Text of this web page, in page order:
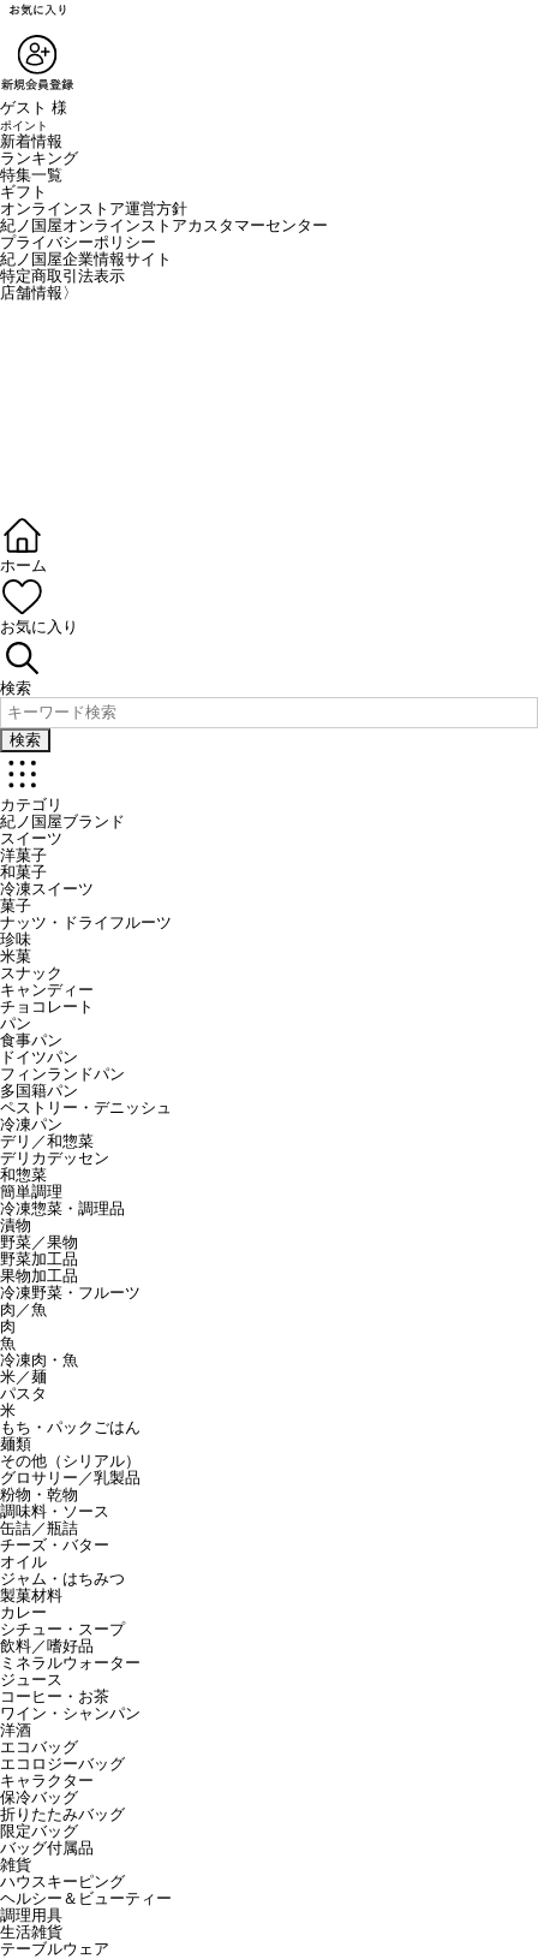
ゲスト 様
ポイント
新着情報
ランキング
特集一覧
ギフト
オンラインストア運営方針
紀ノ国屋オンラインストアカスタマーセンター
プライバシーポリシー
紀ノ国屋企業情報サイト
特定商取引法表示
店舗情報 〉
ホーム
お気に入り
検索
検索
カテゴリ
紀ノ国屋ブランド
スイーツ
洋菓子
和菓子
冷凍スイーツ
菓子
ナッツ・ドライフルーツ
珍味
米菓
スナック
キャンディー
チョコレート
パン
食事パン
ドイツパン
フィンランドパン
多国籍パン
ペストリー・デニッシュ
冷凍パン
デリ／和惣菜
デリカデッセン
和惣菜
簡単調理
冷凍惣菜・調理品
漬物
野菜／果物
野菜加工品
果物加工品
冷凍野菜・フルーツ
肉／魚
肉
魚
冷凍肉・魚
米／麺
パスタ
米
もち・パックごはん
麺類
その他（シリアル）
グロサリー／乳製品
粉物・乾物
調味料・ソース
缶詰／瓶詰
チーズ・バター
オイル
ジャム・はちみつ
製菓材料
カレー
シチュー・スープ
飲料／嗜好品
ミネラルウォーター
ジュース
コーヒー・お茶
ワイン・シャンパン
洋酒
エコバッグ
エコロジーバッグ
キャラクター
保冷バッグ
折りたたみバッグ
限定バッグ
バッグ付属品
雑貨
ハウスキーピング
ヘルシー＆ビューティー
調理用具
生活雑貨
テーブルウェア